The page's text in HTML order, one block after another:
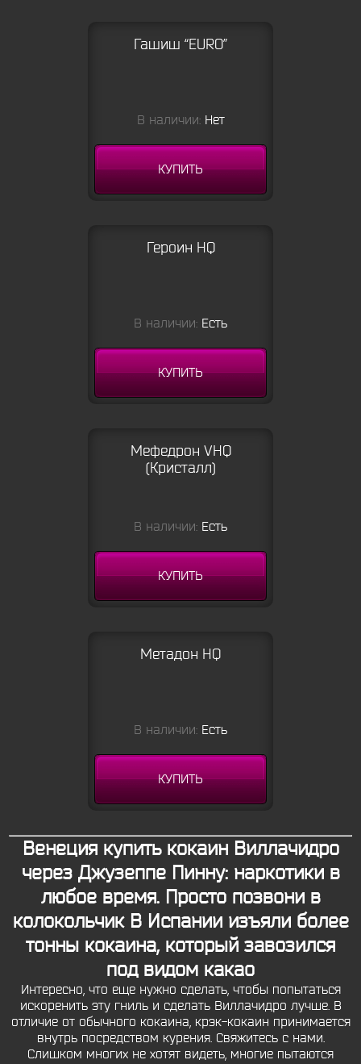
Гашиш “EURO”
В наличии: Нет
КУПИТЬ
Героин HQ
В наличии: Есть
КУПИТЬ
Мефедрон VHQ
(Кристалл)
В наличии: Есть
КУПИТЬ
Метадон HQ
В наличии: Есть
КУПИТЬ
Венеция купить кокаин Виллачидро
через Джузеппе Пинну: наркотики в
любое время. Просто позвони в
колокольчик В Испании изъяли более
тонны кокаина, который завозился
под видом какао
Интересно, что еще нужно сделать, чтобы попытаться
искоренить эту гниль и сделать Виллачидро лучше. В
отличие от обычного кокаина, крэк-кокаин принимается
внутрь посредством курения. Свяжитесь с нами.
Слишком многих не хотят видеть, многие пытаются